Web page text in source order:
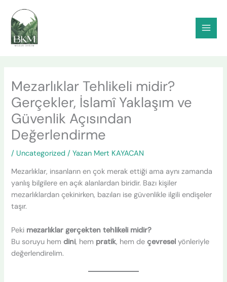
atla
Mezarlıklar Tehlikeli midir?
Gerçekler, İslamî Yaklaşım ve
Güvenlik Açısından
Değerlendirme
/ Uncategorized / Yazan Mert KAYACAN
Mezarlıklar, insanların en çok merak ettiği ama aynı zamanda
yanlış bilgilere en açık alanlardan biridir. Bazı kişiler
mezarlıklardan çekinirken, bazıları ise güvenlikle ilgili endişeler
taşır.
Peki mezarlıklar gerçekten tehlikeli midir?
Bu soruyu hemdini, hem pratik, hem deçevresel yönleriyle
değerlendirelim.